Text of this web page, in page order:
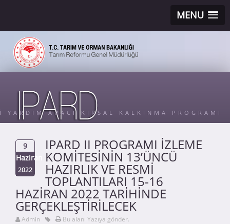
MENU
ARACI KIRSAL KALKINMA PROGRAMI
9
Haziran
2022
IPARD II PROGRAMI İZLEME
KOMİTESİNİN 13’ÜNCÜ
HAZIRLIK VE RESMİ
TOPLANTILARI 15-16
HAZİRAN 2022 TARİHİNDE
GERÇEKLEŞTİRİLECEK
Admin Bu alanı Yazıya gönder.